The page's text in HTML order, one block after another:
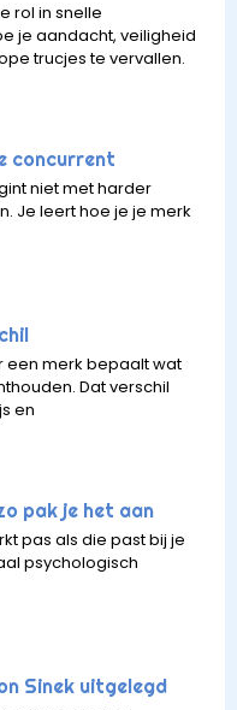
rol in snelle
je aandacht, veiligheid
trucjes te vervallen.
concurrent
niet met harder
Je leert hoe je je merk
een merk bepaalt wat
Dat verschil
en
pak je het aan
pas als die past bij je
psychologisch
Sinek uitgelegd